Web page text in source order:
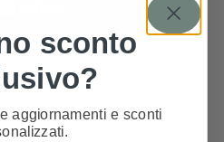
CORRELATI
sconto
aggiornamenti e sconti